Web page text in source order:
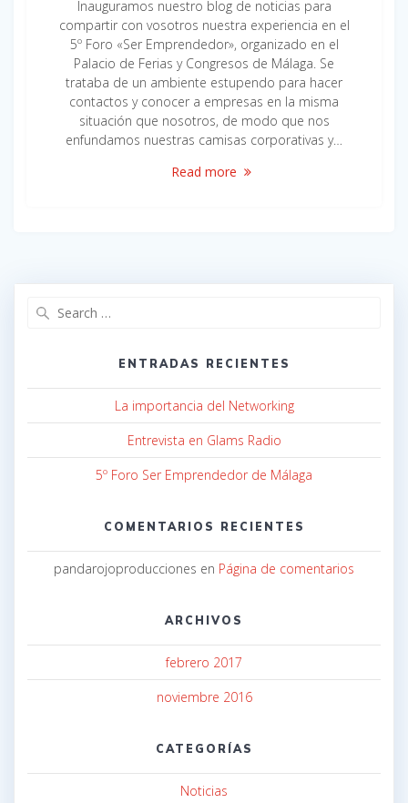
Inauguramos nuestro blog de noticias para
compartir con vosotros nuestra experiencia en el
5º Foro «Ser Emprendedor», organizado en el
Palacio de Ferias y Congresos de Málaga. Se
trataba de un ambiente estupendo para hacer
contactos y conocer a empresas en la misma
situación que nosotros, de modo que nos
enfundamos nuestras camisas corporativas y…
Read more
ENTRADAS RECIENTES
La importancia del Networking
Entrevista en Glams Radio
5º Foro Ser Emprendedor de Málaga
COMENTARIOS RECIENTES
pandarojoproducciones en Página de comentarios
ARCHIVOS
febrero 2017
noviembre 2016
CATEGORÍAS
Noticias